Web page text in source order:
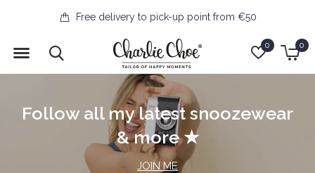
0 0
Free delivery to pick-up point from €50
Follow all my latest snoozewear
& more ★
JOIN ME